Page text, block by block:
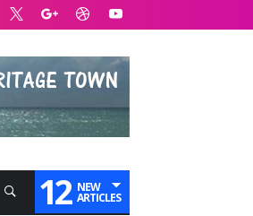
12 NEW
ARTICLES